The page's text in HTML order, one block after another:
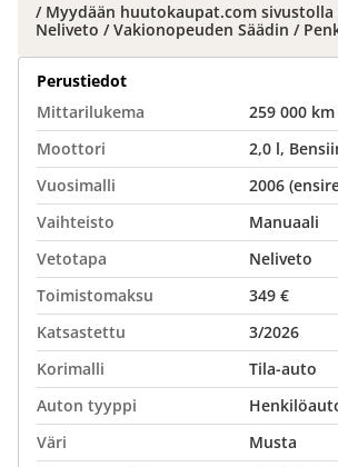
/ Myydään huutokaupat.com
Neliveto / Vakionopeuden Säädin /
Perustiedot
Mittarilukema
259 000 km
Moottori
2,0 l,
Vuosimalli
2006
Vaihteisto
Manuaali
Vetotapa
Neliveto
Toimistomaksu
349 €
Katsastettu
3/2026
Korimalli
Tila-auto
Auton tyyppi
Väri
Musta